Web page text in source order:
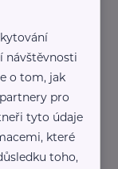
návštěvnosti
o tom, jak
pro
tyto údaje
které
toho,